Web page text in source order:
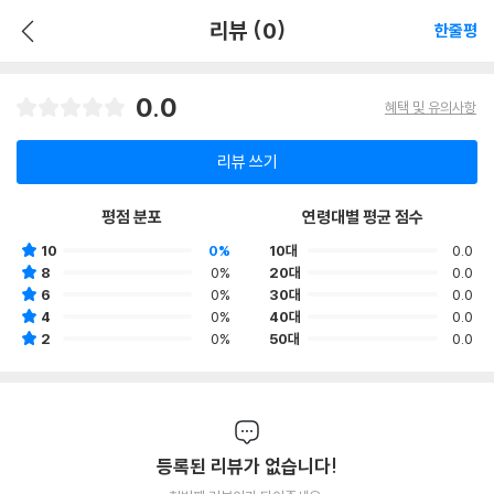
리뷰 (0) 한줄평
0.0 혜택 및 유의사항
리뷰 쓰기
평점 분포
10
0%
8
0%
6
0%
4
0%
2
0%
연령대별 평균 점수
10대
0.0
20대
0.0
30대
0.0
40대
0.0
50대
0.0
등록된 리뷰가 없습니다!